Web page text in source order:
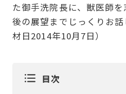
た御手洗院長に、獣医師
後の展望までじっくりお
材日2014年10月7日）
目次